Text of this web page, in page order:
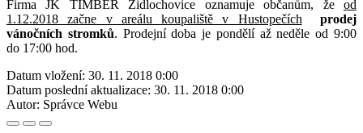
Firma JK TIMBER Židlochovice oznamuje občanům, že od
1.12.2018 začne v areálu koupaliště v Hustopečích
prodej
vánočních stromků. Prodejní doba je pondělí až neděle od 9:00
do 17:00 hod.
Datum vložení: 30. 11. 2018 0:00
Datum poslední aktualizace: 30. 11. 2018 0:00
Autor: Správce Webu